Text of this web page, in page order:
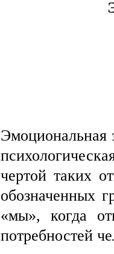
Эмоциональная
чертой таких
обозначенных
«мы», когда
потребностей